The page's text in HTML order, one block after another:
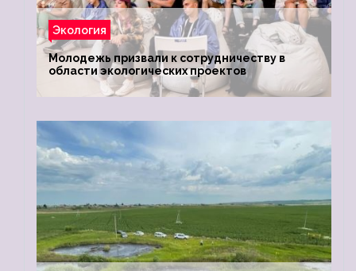
Экология
Молодежь призвали к сотрудничеству в
области экологических проектов